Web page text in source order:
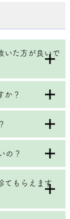
いた方が良いで
か？
の？
てもらえます